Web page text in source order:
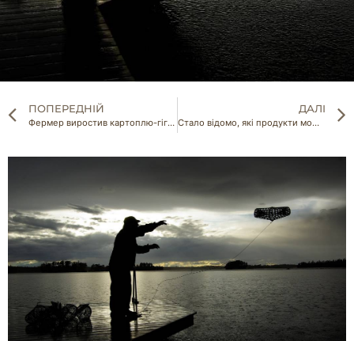
ПОПЕРЕДНІЙ
Фермер виростив картоплю-гіганта
ДАЛІ
Стало відомо, які продукти можуть замінити антибіотики